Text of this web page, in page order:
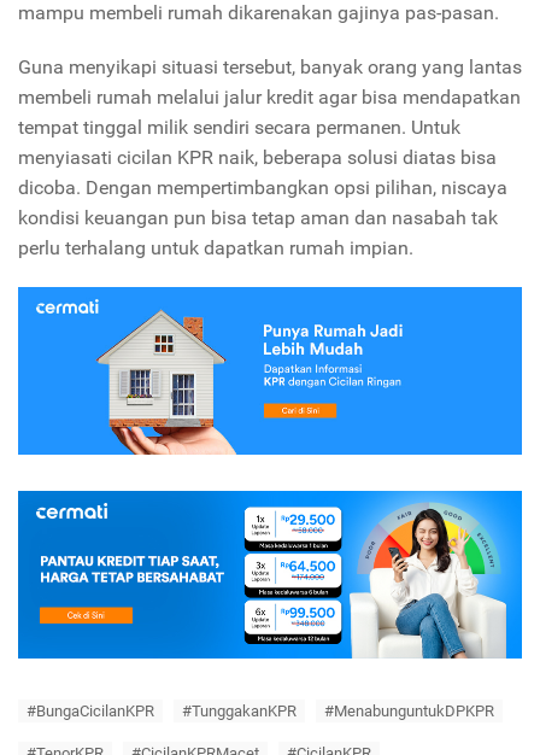
mampu membeli rumah dikarenakan gajinya pas-pasan.
Guna menyikapi situasi tersebut, banyak orang yang lantas
membeli rumah melalui jalur kredit agar bisa mendapatkan
tempat tinggal milik sendiri secara permanen. Untuk
menyiasati cicilan KPR naik, beberapa solusi diatas bisa
dicoba. Dengan mempertimbangkan opsi pilihan, niscaya
kondisi keuangan pun bisa tetap aman dan nasabah tak
perlu terhalang untuk dapatkan rumah impian.
#BungaCicilanKPR #TunggakanKPR #MenabunguntukDPKPR